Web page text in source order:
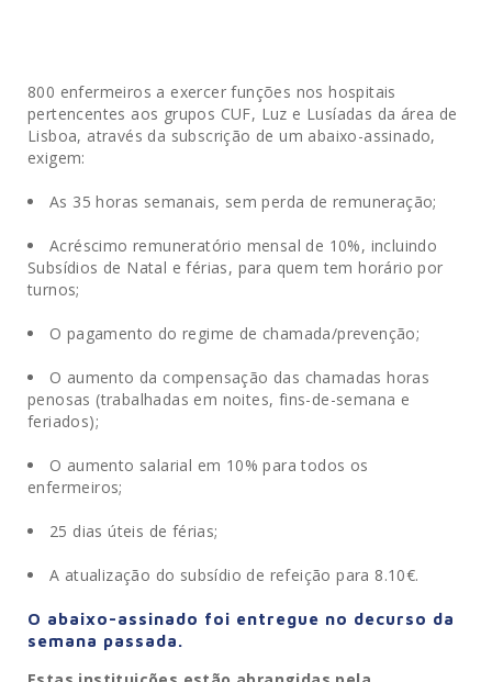
800 enfermeiros a exercer funções nos hospitais
pertencentes aos grupos CUF, Luz e Lusíadas da área de
Lisboa, através da subscrição de um abaixo-assinado,
exigem:
As 35 horas semanais, sem perda de remuneração;
Acréscimo remuneratório mensal de 10%, incluindo
Subsídios de Natal e férias, para quem tem horário por
turnos;
O pagamento do regime de chamada/prevenção;
O aumento da compensação das chamadas horas
penosas (trabalhadas em noites, fins-de-semana e
feriados);
O aumento salarial em 10% para todos os
enfermeiros;
25 dias úteis de férias;
A atualização do subsídio de refeição para 8.10€.
O abaixo-assinado foi entregue no decurso da
semana passada.